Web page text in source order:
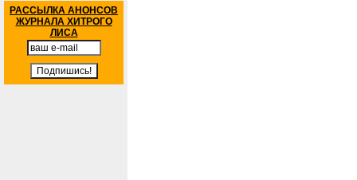
РАССЫЛКА АНОНСОВ
ЖУРНАЛА ХИТРОГО
ЛИСА